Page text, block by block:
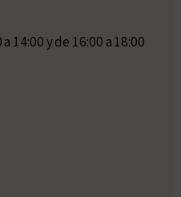
14:00 y de 16:00 a 18:00